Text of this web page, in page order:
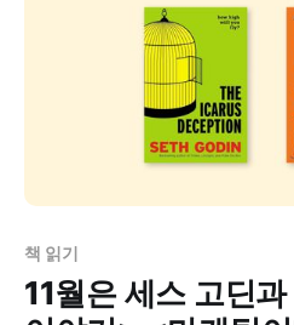
책 읽기
11월은 세스 고딘